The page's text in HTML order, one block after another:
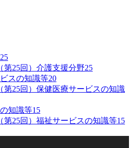
25
第25回）介護支援分野25
スの知識等20
第25回）保健医療サービスの知識
知識等15
第25回）福祉サービスの知識等15